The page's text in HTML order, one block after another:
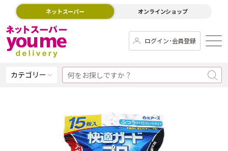
ネットスーパー オンラインショップ
ログイン･会員登録
カテゴリー